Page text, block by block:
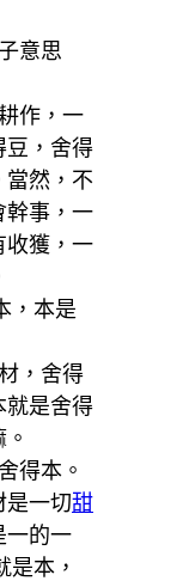
意思
作，一
豆，舍得
當然，不
幹事，一
收獲，一
，本是
，舍得
就是舍得
得本。
是一切甜
一的一
是本，